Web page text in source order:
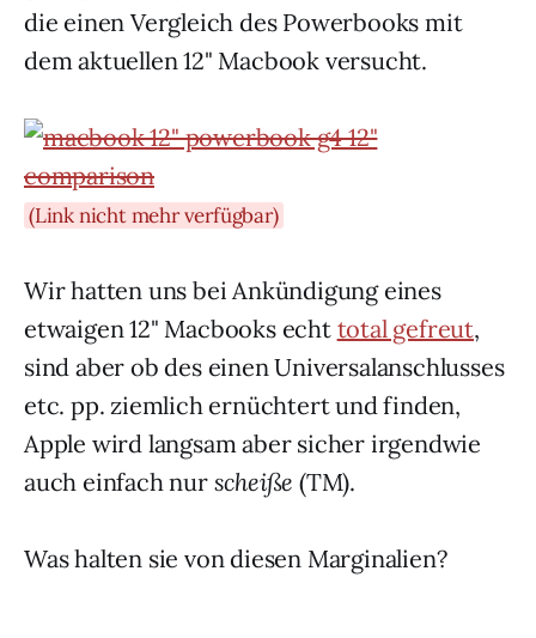
die einen Vergleich des Powerbooks mit
dem aktuellen 12" Macbook versucht.
(Link nicht mehr verfügbar)
Wir hatten uns bei Ankündigung eines
etwaigen 12" Macbooks echt total gefreut,
sind aber ob des einen Universalanschlusses
etc. pp. ziemlich ernüchtert und finden,
Apple wird langsam aber sicher irgendwie
auch einfach nur scheiße (TM).
Was halten sie von diesen Marginalien?